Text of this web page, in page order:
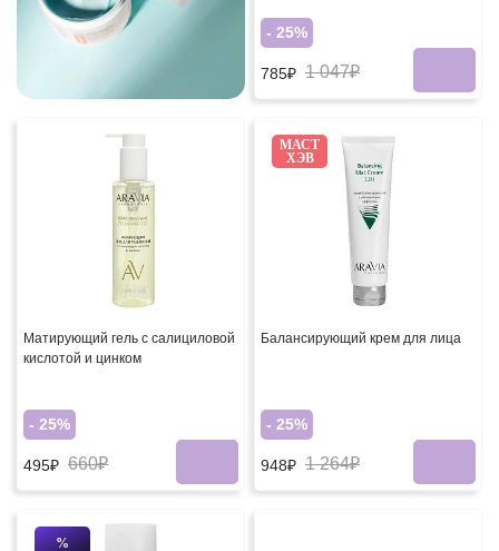
- 25%
785₽ 1 047₽
Матирующий гель с салициловой
кислотой и цинком
- 25%
495₽ 660₽
МАСТ
ХЭВ
Балансирующий крем для лица
- 25%
948₽ 1 264₽
%